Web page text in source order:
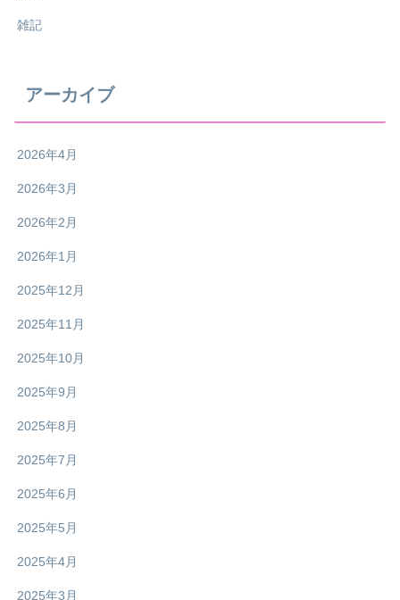
雑記
アーカイブ
2026年4月
2026年3月
2026年2月
2026年1月
2025年12月
2025年11月
2025年10月
2025年9月
2025年8月
2025年7月
2025年6月
2025年5月
2025年4月
2025年3月